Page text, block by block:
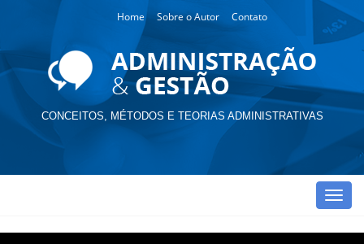
Home Sobre o Autor Contato
CONCEITOS, MÉTODOS E TEORIAS ADMINISTRATIVAS